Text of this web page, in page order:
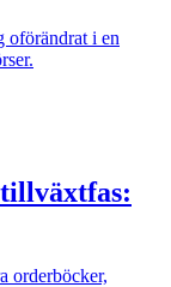
oförändrat i en
orderböcker,